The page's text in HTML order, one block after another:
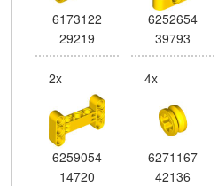
6173122
29219
6252654
39793
2x
6259054
14720
4x
6271167
42136